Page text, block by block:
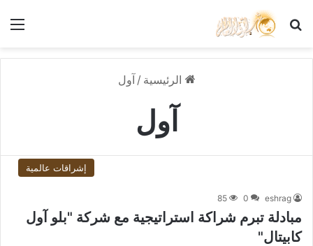
بحث عن
الرئيسية / آول
آول
إشراقات عالمية
eshrag
0
85
مبادلة تبرم شراكة استراتيجية مع شركة "بلو آول
كابيتال"